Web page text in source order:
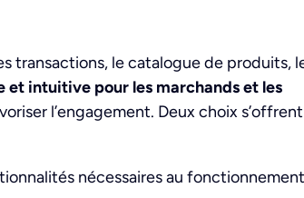
transactions, le catalogue de produits,
intuitive pour les marchands et les
l’engagement. Deux choix
nécessaires au fonctionnement